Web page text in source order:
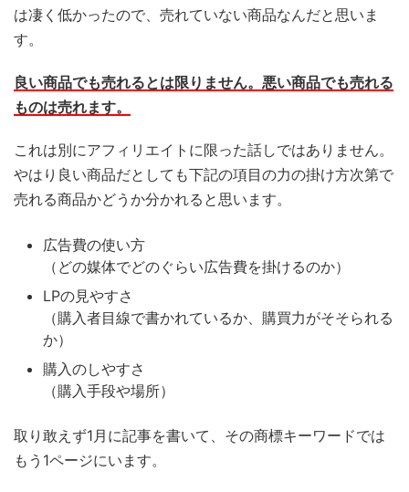
は凄く低かったので、売れていない商品なんだと思いま
す。
良い商品でも売れるとは限りません。悪い商品でも売れる
ものは売れます。
これは別にアフィリエイトに限った話しではありません。
やはり良い商品だとしても下記の項目の力の掛け方次第で
売れる商品かどうか分かれると思います。
広告費の使い方
（どの媒体でどのぐらい広告費を掛けるのか）
LPの見やすさ
（購入者目線で書かれているか、購買力がそそられる
か）
購入のしやすさ
（購入手段や場所）
取り敢えず1月に記事を書いて、その商標キーワードでは
もう1ページにいます。